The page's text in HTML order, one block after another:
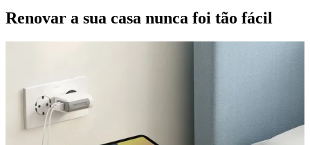
Renovar a sua casa nunca foi tão fácil